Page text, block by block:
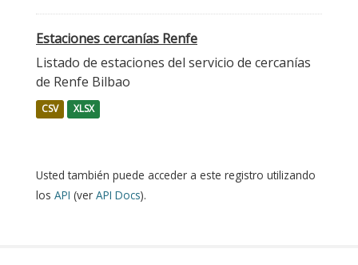
Estaciones cercanías Renfe
Listado de estaciones del servicio de cercanías
de Renfe Bilbao
CSV XLSX
Usted también puede acceder a este registro utilizando
los API (ver API Docs).